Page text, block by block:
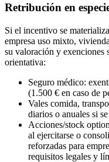
Retribución en
Si el incentivo se
empresa uso mixto,
su valoración y exenciones
orientativa:
Seguro médico:
(1.500 € en caso de
Vales comida,
diarios o anuales si
Acciones/stock
al ejercitarse o
reforzadas para
requisitos legales y